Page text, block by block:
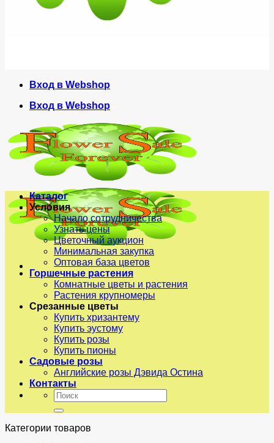
Вход в Webshop
Вход в Webshop
Каталог
Условия
Начало сотрудничества
Узнать цены
Цветочный аукцион
Минимальная закупка
Оптовая база цветов
Горшечные растения
Комнатные цветы и растения
Растения крупномеры
Срезанные цветы
Купить хризантему
Купить эустому
Купить розы
Купить пионы
Садовые розы
Английские розы Дэвида Остина
Контакты
Искать:
Категории товаров